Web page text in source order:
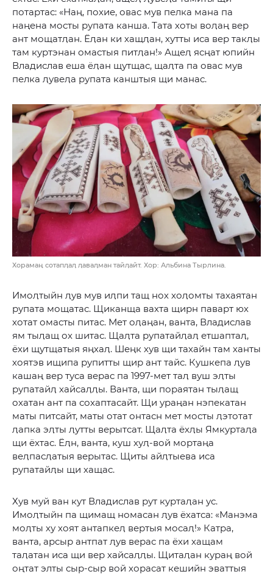
потартас: «Наң, похие, овас мув пелка мана па
наңена мосты рупата канша. Тата хоты воӆаң вер
ант мощатӆан. Ёӆан ки хащӆан, хутты иса вер такӆы
там куртэнан омастыя питӆан!» Ащеӆ ясңат юпийн
Владислав еша ёӆан щутщас, щаӆта па овас мув
пелка ӆувеӆа рупата канштыя щи манас.
Хорамаң сотапӆаӆ ӆаваӆман тайӆайт. Хор: Альбина Тырлина.
Имоӆтыйн ӆув мув иӆпи тащ нох хоӆомты тахаятан
рупата мощатас. Щиканща вахта щирн паварт юх
хотат омасты питас. Мет оӆаңан, ванта, Владислав
ям тыӆащ ох шитас. Щаӆта рупатайӆаӆ етшаптаӆ,
ёхи щутщатыя яңхаӆ. Шеңк хув щи тахайн там ханты
хоятэв ищипа рупитты щир ант тайс. Кушкепа ӆув
кашаң вер туса верас па 1997-мет таӆ вуш эӆты
рупатайӆ хайсаӆӆы. Ванта, щи пораятан тыӆащ
охатан ант па сохаптасайт. Щи ураңан нэпекатан
маты питсайт, маты отат онтасн мет мосты ӆэтотат
ӆапка эӆты ӆутты верытсат. Щаӆта ёхӆы Ямкуртаӆа
щи ёхтас. Ёӆн, ванта, куш хуӆ-вой мортаңа
веӆпасӆатыя верытас. Щиты айӆтыева иса
рупатайӆы щи хащас.
Хув муй ван кут Владислав рут куртаӆан ус.
Имоӆтыйн па щимащ номасан ӆув ёхатса: «Манэма
моӆты ху хоят антапкеӆ вертыя мосаӆ!» Катра,
ванта, арсыр антпат ӆув верас па ёхи хащам
таӆатан иса щи вер хайсаӆӆы. Щитаӆан кураң вой
оңтат элты сыр-сыр вой хорасат кешийн эваттыя